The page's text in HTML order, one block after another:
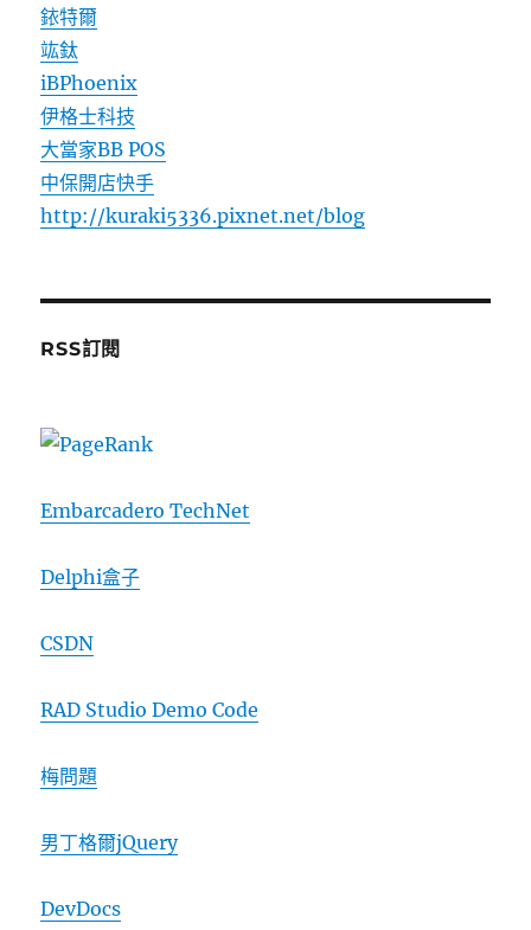
銥特爾
竑鈦
iBPhoenix
伊格士科技
大當家BB POS
中保開店快手
http://kuraki5336.pixnet.net/blog
RSS訂閱
Embarcadero TechNet
Delphi盒子
CSDN
RAD Studio Demo Code
梅問題
男丁格爾jQuery
DevDocs